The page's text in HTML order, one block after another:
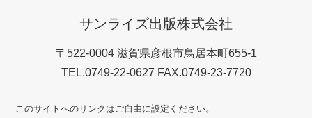
サンライズ出版株式会社
〒522-0004 滋賀県彦根市鳥居本町655-1
TEL.0749-22-0627 FAX.0749-23-7720
このサイトへのリンクはご自由に設定ください。